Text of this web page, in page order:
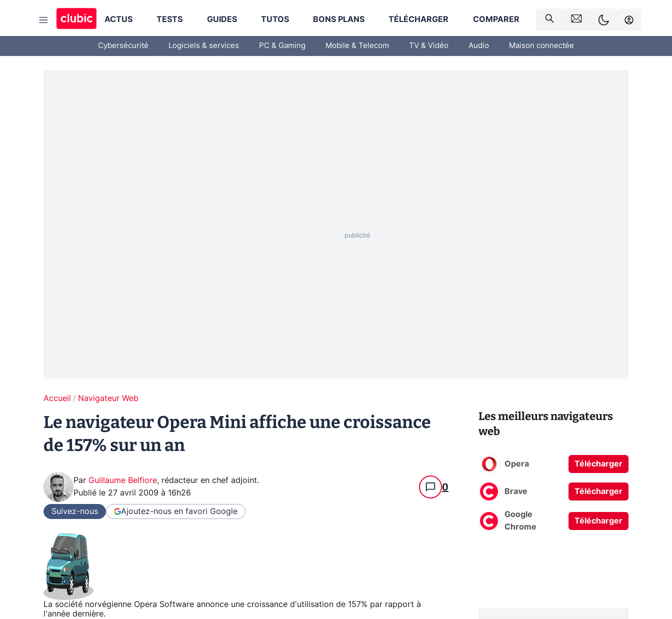
ACTUS TESTS GUIDES TUTOS BONS PLANS TÉLÉCHARGER COMPARER
Cybersécurité Logiciels & services PC & Gaming Mobile & Telecom TV & Vidéo Audio Maison connectée
Accueil Navigateur Web
Le navigateur Opera Mini affiche une croissance
de 157% sur un an
Par Guillaume Belfiore, rédacteur en chef adjoint.
Publié le 27 avril 2009 à 16h26 0
Suivez-nous Ajoutez-nous en favori Google
La société norvégienne Opera Software annonce une croissance d'utilisation de 157% par rapport à
l'année dernière.
Les meilleurs navigateurs
web
Opera Télécharger
Brave Télécharger
Google
Chrome
Télécharger